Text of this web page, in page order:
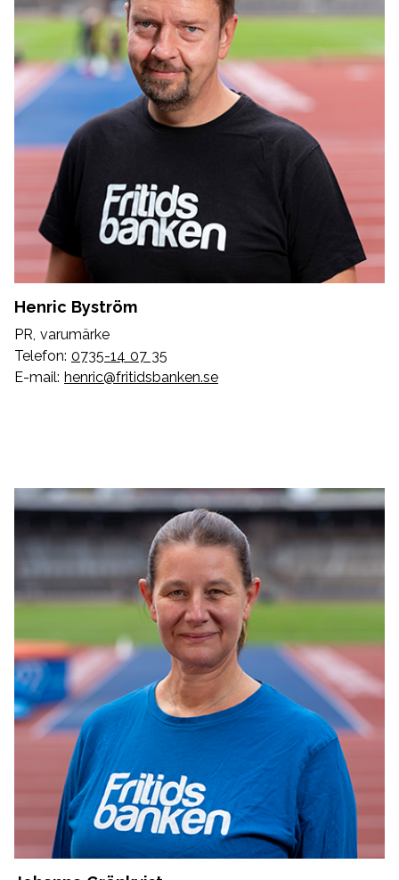
Henric Byström
PR, varumärke
Telefon: 0735-14 07 35
E-mail: henric@fritidsbanken.se